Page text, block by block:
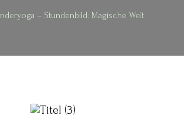
– Stundenbild: Magische Welt